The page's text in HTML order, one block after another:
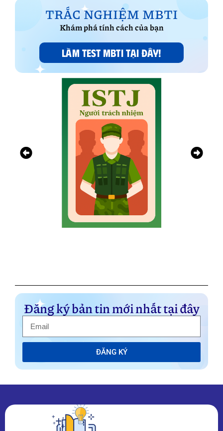
TRẮC NGHIỆM MBTI
Khám phá tính cách của bạn
LÀM TEST MBTI TẠI ĐÂY!
Đăng ký bản tin mới nhất tại đây
ĐĂNG KÝ